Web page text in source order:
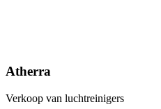
Atherra
Verkoop van luchtreinigers